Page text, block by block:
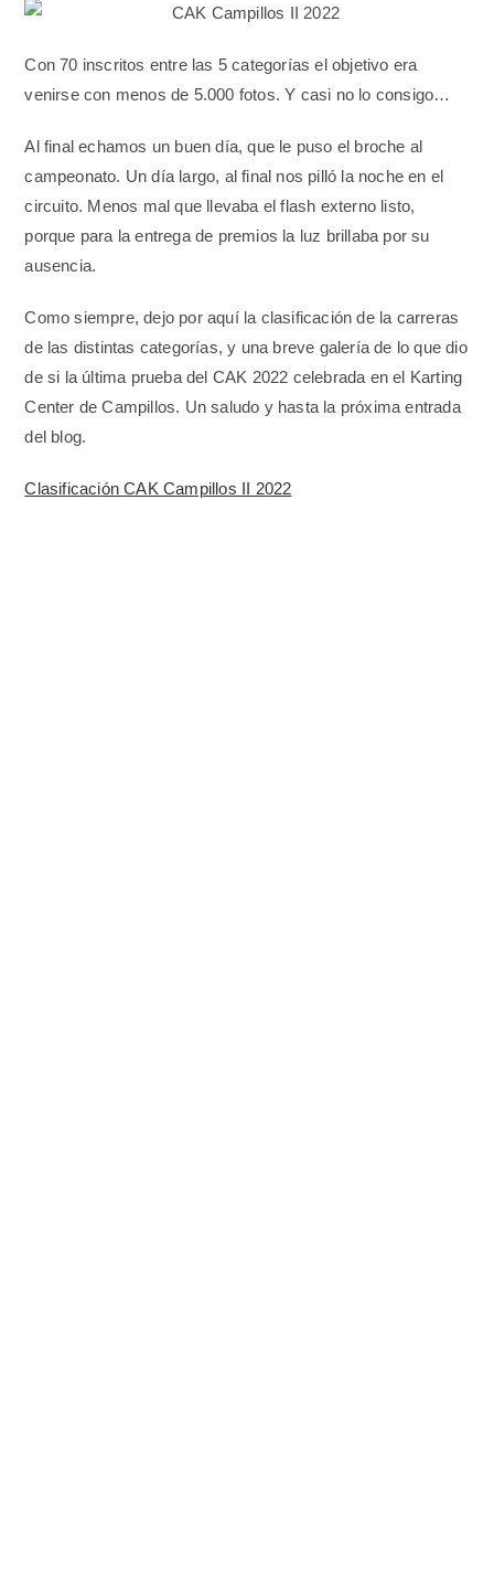
Con 70 inscritos entre las 5 categorías el objetivo era
venirse con menos de 5.000 fotos. Y casi no lo consigo…
Al final echamos un buen día, que le puso el broche al
campeonato. Un día largo, al final nos pilló la noche en el
circuito. Menos mal que llevaba el flash externo listo,
porque para la entrega de premios la luz brillaba por su
ausencia.
Como siempre, dejo por aquí la clasificación de la carreras
de las distintas categorías, y una breve galería de lo que dio
de si la última prueba del CAK 2022 celebrada en el Karting
Center de Campillos. Un saludo y hasta la próxima entrada
del blog.
Clasificación CAK Campillos II 2022